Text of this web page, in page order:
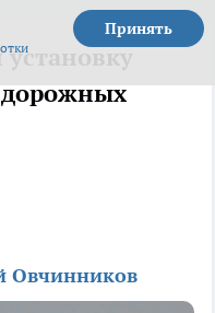
Принять
Овчинников